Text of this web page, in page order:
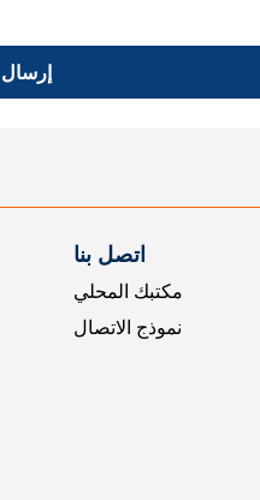
إرسال
اتصل بنا
مكتبك المحلي
نموذج الاتصال